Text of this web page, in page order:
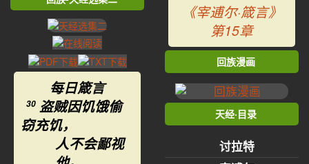
每日箴言
30 盗贼因饥饿偷
窃充饥，
人不会鄙视
《宰逋尔·箴言》
第15章
回族漫画
天经·目录
讨拉特